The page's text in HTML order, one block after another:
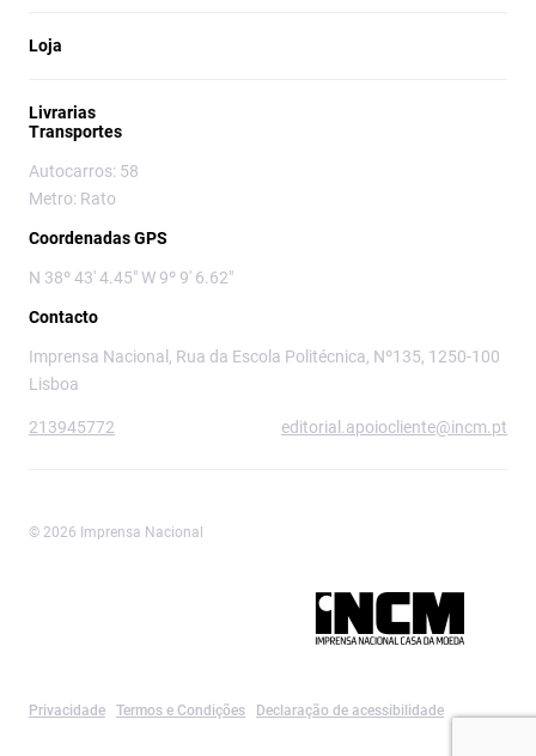
Loja
Livrarias
Transportes
Autocarros: 58
Metro: Rato
Coordenadas GPS
N 38º 43' 4.45" W 9º 9' 6.62"
Contacto
Imprensa Nacional, Rua da Escola Politécnica, Nº135, 1250-100
Lisboa
213945772 editorial.apoiocliente@incm.pt
© 2026 Imprensa Nacional
Privacidade Termos e Condições Declaração de acessibilidade